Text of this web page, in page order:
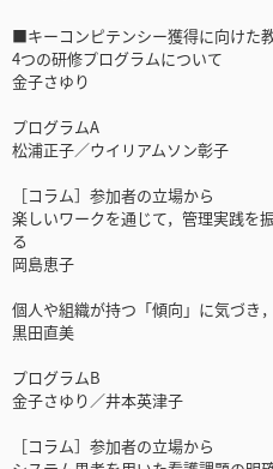
■キーコンピテンシー獲得に向けた
4つの研修プログラムについて
金子さゆり
プログラムA
松浦正子／ウイリアムソン彰子
［コラム］参加者の立場から
楽しいワークを通じて，管理実践を
る
岡島恵子
個人や組織が持つ「傾向」に気づき
黒田直美
プログラムB
金子さゆり／井本英津子
［コラム］参加者の立場から